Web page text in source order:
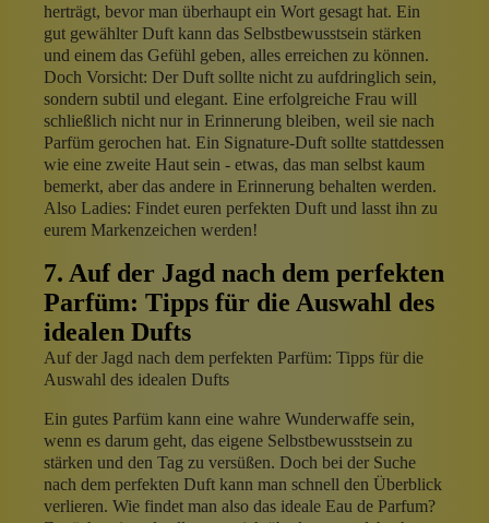
herträgt, bevor man überhaupt ein Wort gesagt hat. Ein
gut gewählter Duft kann das Selbstbewusstsein stärken
und einem das Gefühl geben, alles erreichen zu können.
Doch Vorsicht: Der Duft sollte nicht zu aufdringlich sein,
sondern subtil und elegant. Eine erfolgreiche Frau will
schließlich nicht nur in Erinnerung bleiben, weil sie nach
Parfüm gerochen hat. Ein Signature-Duft sollte stattdessen
wie eine zweite Haut sein - etwas, das man selbst kaum
bemerkt, aber das andere in Erinnerung behalten werden.
Also Ladies: Findet euren perfekten Duft und lasst ihn zu
eurem Markenzeichen werden!
7. Auf der Jagd nach dem perfekten
Parfüm: Tipps für die Auswahl des
idealen Dufts
Auf der Jagd nach dem perfekten Parfüm: Tipps für die
Auswahl des idealen Dufts
Ein gutes Parfüm kann eine wahre Wunderwaffe sein,
wenn es darum geht, das eigene Selbstbewusstsein zu
stärken und den Tag zu versüßen. Doch bei der Suche
nach dem perfekten Duft kann man schnell den Überblick
verlieren. Wie findet man also das ideale Eau de Parfum?